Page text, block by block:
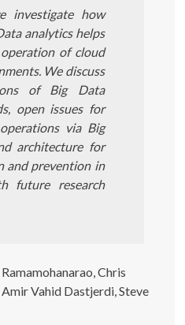
investigate how
analytics helps
of cloud
We discuss
of Big Data
open issues for
via Big
architecture for
and prevention in
future research
Chris
Vahid Dastjerdi, Steve